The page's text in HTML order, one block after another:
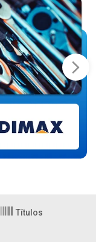
Títulos